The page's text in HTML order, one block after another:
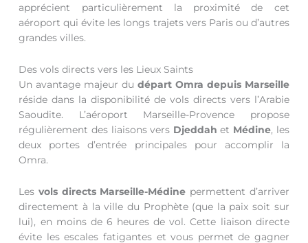
apprécient particulièrement la proximité de cet
aéroport qui évite les longs trajets vers Paris ou d’autres
grandes villes.
Des vols directs vers les Lieux Saints
Un avantage majeur du départ Omra depuis Marseille
réside dans la disponibilité de vols directs vers l’Arabie
Saoudite. L’aéroport Marseille-Provence propose
régulièrement des liaisons vers Djeddah et Médine, les
deux portes d’entrée principales pour accomplir la
Omra.
Lesvols directs Marseille-Médine permettent d’arriver
directement à la ville du Prophète (que la paix soit sur
lui), en moins de 6 heures de vol. Cette liaison directe
évite les escales fatigantes et vous permet de gagner